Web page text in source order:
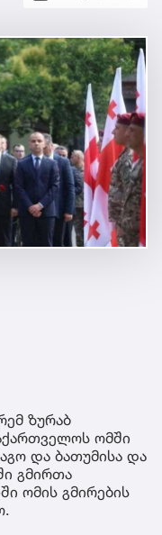
ზურაბ
ომში
და ბათუმისა და
გმირთა
ომის გმირების